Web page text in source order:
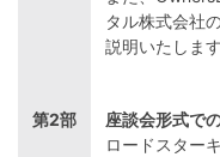
タル株式会社
説明いたします
第2部
座談会形式で
ロードスター